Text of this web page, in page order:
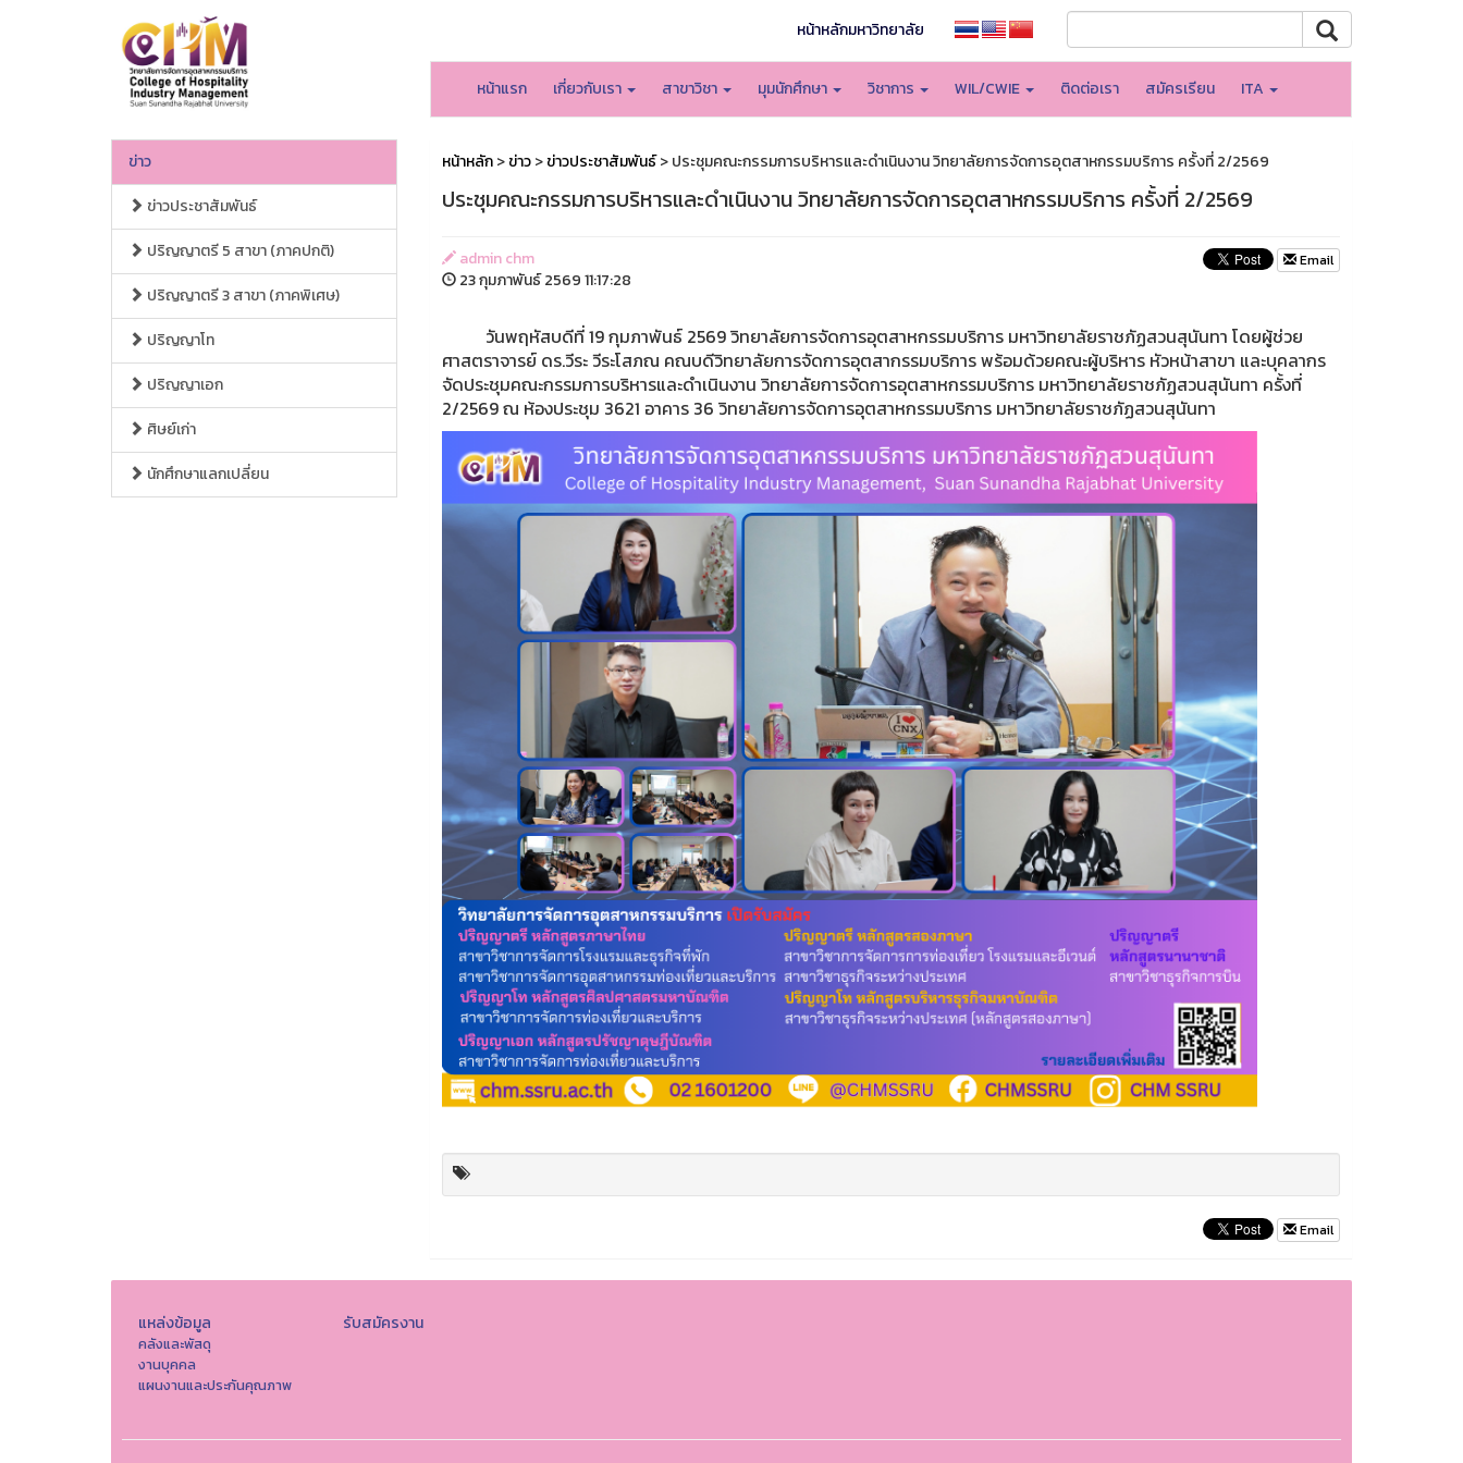
หน้าหลักมหาวิทยาลัย
หน้าแรก เกี่ยวกับเรา สาขาวิชา มุมนักศึกษา วิชาการ WIL/CWIE ติดต่อเรา สมัครเรียน ITA
ข่าว
ข่าวประชาสัมพันธ์
ปริญญาตรี 5 สาขา (ภาคปกติ)
ปริญญาตรี 3 สาขา (ภาคพิเศษ)
ปริญญาโท
ปริญญาเอก
ศิษย์เก่า
นักศึกษาแลกเปลี่ยน
หน้าหลัก>ข่าว>ข่าวประชาสัมพันธ์> ประชุมคณะกรรมการบริหารและดําเนินงาน วิทยาลัยการจัดการอุตสาหกรรมบริการ ครั้งที่ 2/2569
ประชุมคณะกรรมการบริหารและดําเนินงาน วิทยาลัยการจัดการอุตสาหกรรมบริการ ครั้งที่ 2/2569
admin chm
23 กุมภาพันธ์ 2569 11:17:28
Email
วันพฤหัสบดีที่ 19 กุมภาพันธ์ 2569 วิทยาลัยการจัดการอุตสาหกรรมบริการ มหาวิทยาลัยราชภัฏสวนสุนันทา โดยผู้ช่วย
ศาสตราจารย์ ดร.วีระ วีระโสภณ คณบดีวิทยาลัยการจัดการอุตสากรรมบริการ พร้อมด้วยคณะผู้บริหาร หัวหน้าสาขา และบุคลากร
จัดประชุมคณะกรรมการบริหารและดําเนินงาน วิทยาลัยการจัดการอุตสาหกรรมบริการ มหาวิทยาลัยราชภัฏสวนสุนันทา ครั้งที่
2/2569 ณ ห้องประชุม 3621 อาคาร 36 วิทยาลัยการจัดการอุตสาหกรรมบริการ มหาวิทยาลัยราชภัฏสวนสุนันทา
Email
แหล่งข้อมูล
คลังและพัสดุ
งานบุคคล
แผนงานและประกันคุณภาพ
รับสมัครงาน